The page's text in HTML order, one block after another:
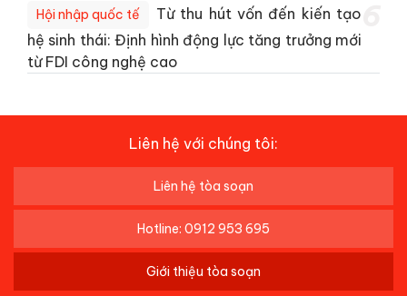
Hội nhập quốc tế
Từ thu hút vốn đến kiến tạo
hệ sinh thái: Định hình động lực tăng trưởng mới
từ FDI công nghệ cao
Liên hệ với chúng tôi:
Liên hệ tòa soạn
Hotline: 0912 953 695
Giới thiệu tòa soạn